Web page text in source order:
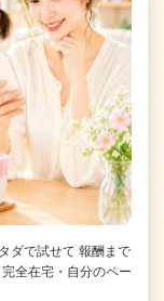
ダで試せて 報酬まで
全在宅・自分のペー